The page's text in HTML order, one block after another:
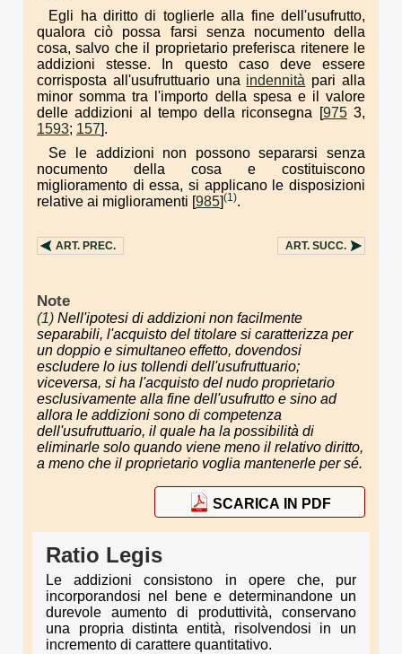
Egli ha diritto di toglierle alla fine dell'usufrutto,
qualora ciò possa farsi senza nocumento della
cosa, salvo che il proprietario preferisca ritenere le
addizioni stesse. In questo caso deve essere
corrisposta all'usufruttuario una indennità pari alla
minor somma tra l'importo della spesa e il valore
delle addizioni al tempo della riconsegna [9753,
1593; 157].
Se le addizioni non possono separarsi senza
nocumento della cosa e costituiscono
miglioramento di essa, si applicano le disposizioni
relative ai miglioramenti [985](1).
ART. PREC. ART. SUCC.
Note
(1) Nell'ipotesi di addizioni non facilmente
separabili, l'acquisto del titolare si caratterizza per
un doppio e simultaneo effetto, dovendosi
escludere lo ius tollendi dell'usufruttuario;
viceversa, si ha l'acquisto del nudo proprietario
esclusivamente alla fine dell'usufrutto e sino ad
allora le addizioni sono di competenza
dell'usufruttuario, il quale ha la possibilità di
eliminarle solo quando viene meno il relativo diritto,
a meno che il proprietario voglia mantenerle per sé.
SCARICA IN PDF
Ratio Legis
Le addizioni consistono in opere che, pur
incorporandosi nel bene e determinandone un
durevole aumento di produttività, conservano
una propria distinta entità, risolvendosi in un
incremento di carattere quantitativo.